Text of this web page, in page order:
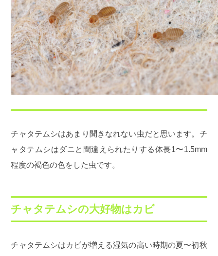
チャタテムシはあまり聞きなれない虫だと思います。チ
ャタテムシはダニと間違えられたりする体長1〜1.5mm
程度の褐色の色をした虫です。
チャタテムシの大好物はカビ
チャタテムシはカビが増える湿気の高い時期の夏〜初秋